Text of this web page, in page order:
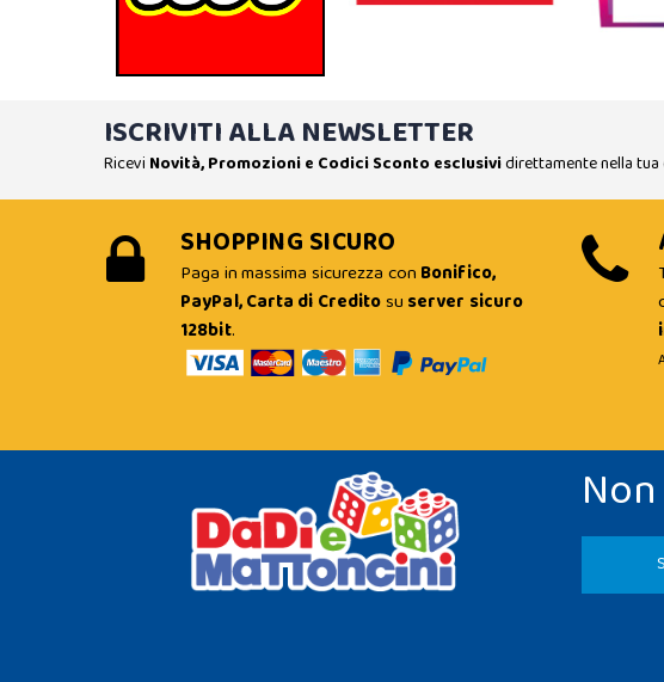
ISCRIVITI ALLA NEWSLETTER
Ricevi Novità, Promozioni e Codici Sconto esclusividirettamente nella tua
SHOPPING SICURO
Paga in massima sicurezza con Bonifico,
PayPal, Carta di Creditosu server sicuro
128bit.